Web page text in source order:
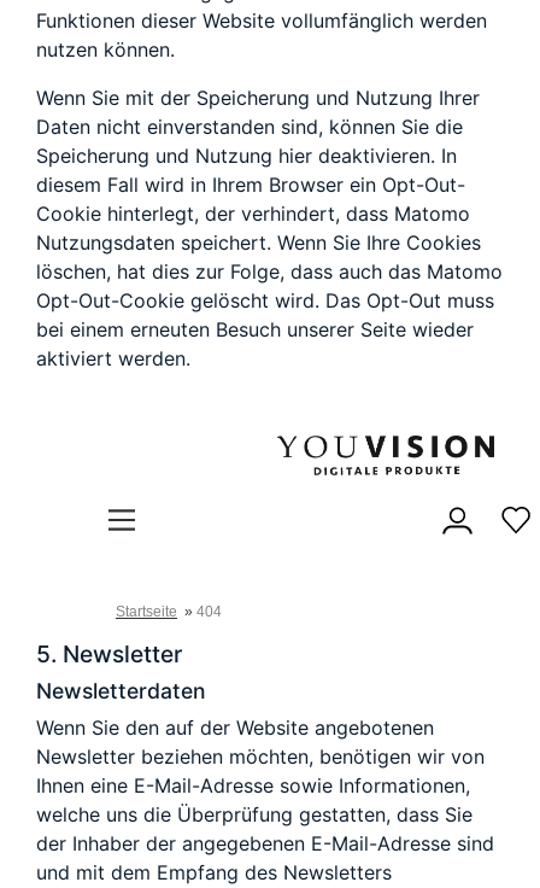
Funktionen dieser Website vollumfänglich werden
nutzen können.
Wenn Sie mit der Speicherung und Nutzung Ihrer
Daten nicht einverstanden sind, können Sie die
Speicherung und Nutzung hier deaktivieren. In
diesem Fall wird in Ihrem Browser ein Opt-Out-
Cookie hinterlegt, der verhindert, dass Matomo
Nutzungsdaten speichert. Wenn Sie Ihre Cookies
löschen, hat dies zur Folge, dass auch das Matomo
Opt-Out-Cookie gelöscht wird. Das Opt-Out muss
bei einem erneuten Besuch unserer Seite wieder
aktiviert werden.
5. Newsletter
Newsletterdaten
Wenn Sie den auf der Website angebotenen
Newsletter beziehen möchten, benötigen wir von
Ihnen eine E-Mail-Adresse sowie Informationen,
welche uns die Überprüfung gestatten, dass Sie
der Inhaber der angegebenen E-Mail-Adresse sind
und mit dem Empfang des Newsletters